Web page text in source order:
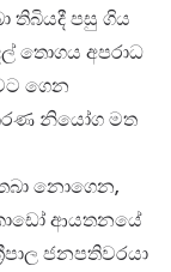
පසු ගිය
තොගය අපරාධ
ගෙන
නියෝග මත
නොගෙන,
ආයතනයේ
ජනපතිවරයා